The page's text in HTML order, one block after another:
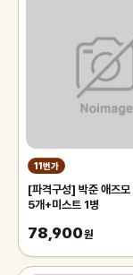
11번가
[파격구성] 박준 애즈모
5개+미스트 1병
78,900원